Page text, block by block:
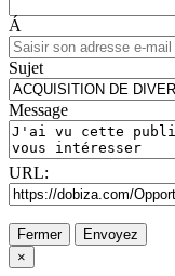
Á
Sujet
Message
URL:
Fermer
Envoyez
×